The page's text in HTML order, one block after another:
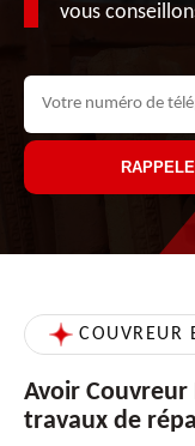
vous
COUVREUR
Avoir
travaux de